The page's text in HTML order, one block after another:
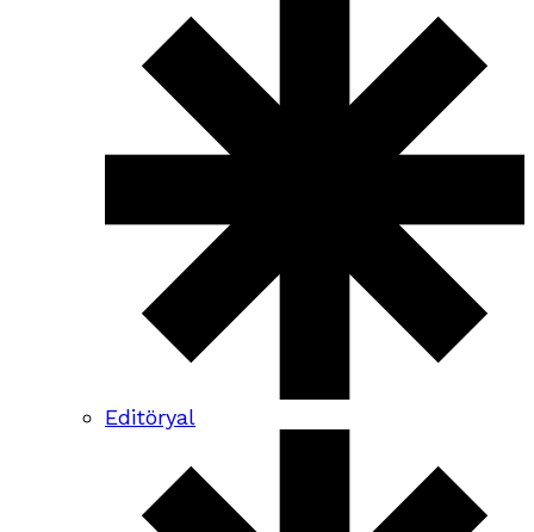
Editöryal